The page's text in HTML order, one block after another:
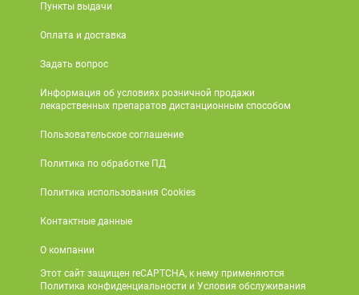
Пункты выдачи
Оплата и доставка
Задать вопрос
Информация об условиях розничной продажи
лекарственных препаратов дистанционным способом
Пользовательское соглашение
Политика по обработке ПД
Политика использования Cookies
Контактные данные
О компании
Этот сайт защищен reCAPTCHA, к нему применяются
Политика конфиденциальности и Условия обслуживания